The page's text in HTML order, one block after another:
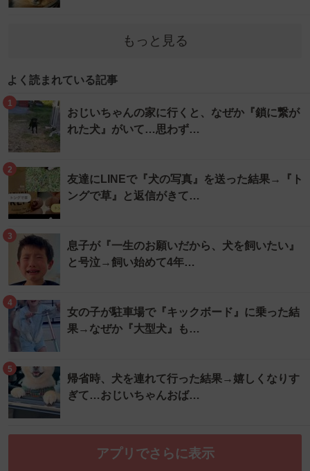
もっと見る
よく読まれている記事
1
おじいちゃんの家に行くと、なぜか『鎖に繋が
れた犬』がいて…思わず…
2
友達にLINEで『犬の写真』を送った結果→『ト
ングで草』と返信がきて…
3
息子が『一生のお願いだから、犬を飼いたい』
と号泣→飼い始めて4年…
4
女の子が駐車場で『キックボード』に乗った結
果→なぜか『大型犬』も…
5
帰省時、犬を連れて行った結果→嬉しくなりす
ぎて…おじいちゃんおば…
アプリでさらに表示